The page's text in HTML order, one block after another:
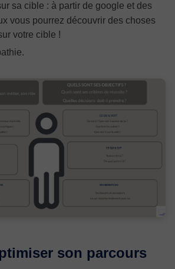
sa cible : à partir de google et des
vous pourrez découvrir des choses
votre cible !
son parcours